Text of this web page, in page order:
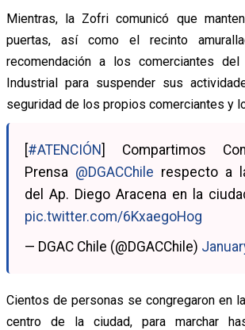
Mientras, la Zofri comunicó que
puertas, así como el recinto
recomendación a los comerciantes
Industrial para suspender sus
seguridad de los propios comerciantes y
[#ATENCIÓN] Compartimos
Prensa @DGACChile respecto a
del Ap. Diego Aracena en la
pic.twitter.com/6KxaegoHog
— DGAC Chile (@DGACChile)
Cientos de personas se congregaron en
centro de la ciudad, para marchar